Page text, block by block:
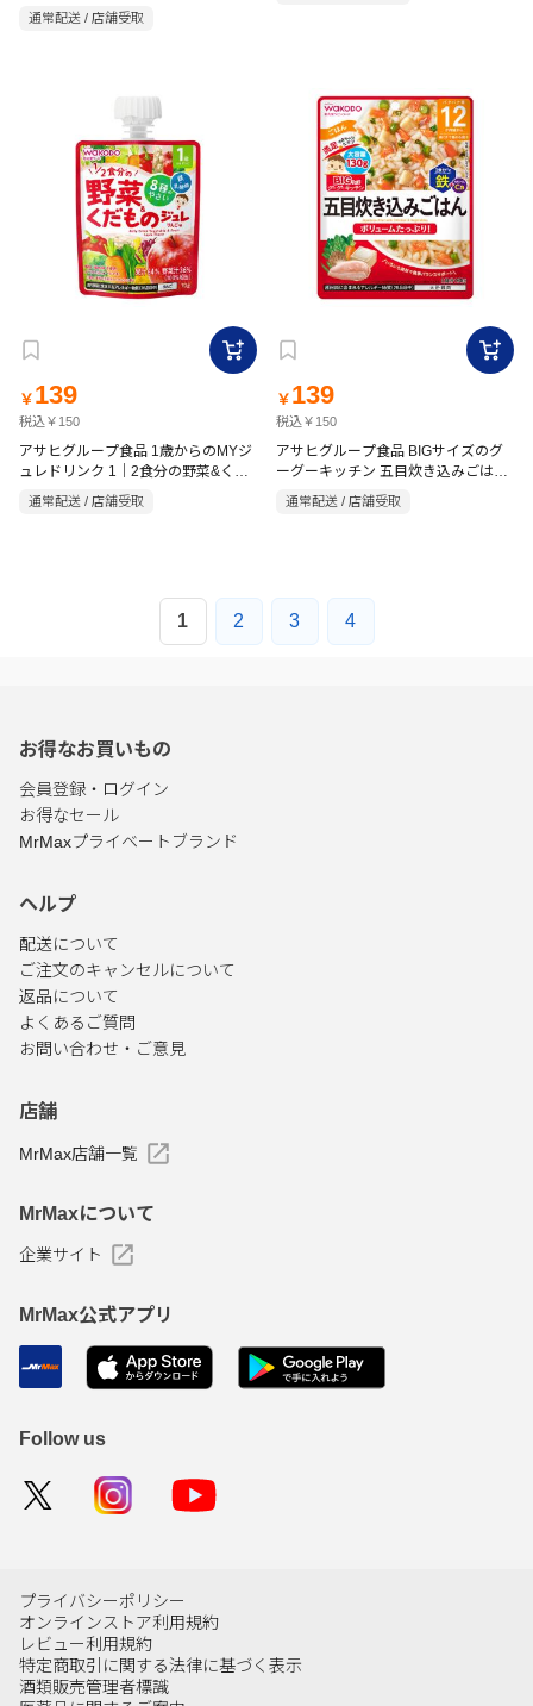
通常配送 / 店舗受取
￥ 139
税込￥150
アサヒグループ食品 1歳からのMYジ
ュレドリンク 1｜2食分の野菜&くだ
もの りんご味 70g
通常配送 / 店舗受取
￥ 139
税込￥150
アサヒグループ食品 BIGサイズのグ
ーグーキッチン 五目炊き込みごはん
通常配送 / 店舗受取
1 2 3 4
お得なお買いもの
会員登録・ログイン
お得なセール
MrMaxプライベートブランド
ヘルプ
配送について
ご注文のキャンセルについて
返品について
よくあるご質問
お問い合わせ・ご意見
店舗
MrMax店舗一覧
MrMaxについて
企業サイト
MrMax公式アプリ
Follow us
プライバシーポリシー
オンラインストア利用規約
レビュー利用規約
特定商取引に関する法律に基づく表示
酒類販売管理者標識